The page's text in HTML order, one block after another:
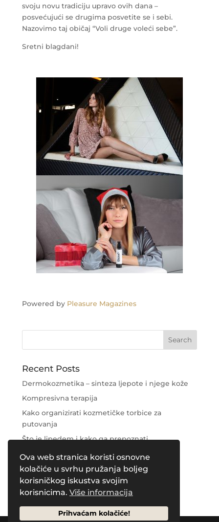
Ova web stranica koristi osnovne
kolačiće u svrhu pružanja boljeg
korisničkog iskustva svojim
korisnicima. Više informacija
Prihvaćam kolačiće!
svoju novu tradiciju upravo ovih dana –
posvećujući se drugima posvetite se i sebi.
Nazovimo taj običaj “Voli druge voleći sebe”.
Sretni blagdani!
Powered by Pleasure Magazines
Recent Posts
Dermokozmetika – sinteza ljepote i njege kože
Kompresivna terapija
Kako organizirati kozmetičke torbice za
putovanja
Što je lipedem i kako ga prepoznati
Njega područja oko očiju
Recent Comments